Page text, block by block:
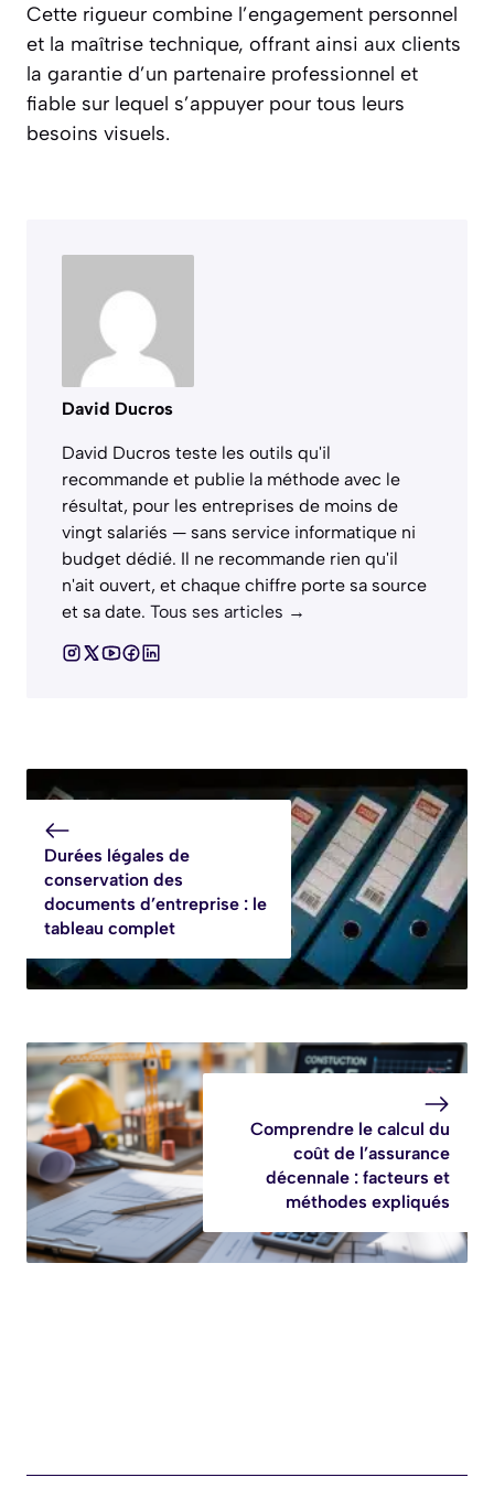
Cette rigueur combine l’engagement personnel
et la maîtrise technique, offrant ainsi aux clients
la garantie d’un partenaire professionnel et
fiable sur lequel s’appuyer pour tous leurs
besoins visuels.
David Ducros
David Ducros teste les outils qu'il
recommande et publie la méthode avec le
résultat, pour les entreprises de moins de
vingt salariés — sans service informatique ni
budget dédié. Il ne recommande rien qu'il
n'ait ouvert, et chaque chiffre porte sa source
et sa date. Tous ses articles →
Durées légales de
conservation des
documents d’entreprise : le
tableau complet
Comprendre le calcul du
coût de l’assurance
décennale : facteurs et
méthodes expliqués